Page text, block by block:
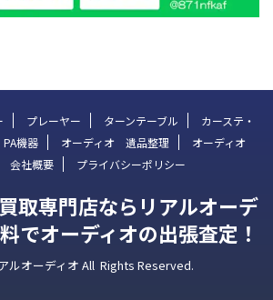
プレーヤー ターンテーブル
カーステ・
PA機器 オーディオ 遺品整理
オーディオ
会社概要 プライバシーポリシー
取専門店ならリアルオーデ
でオーディオの出張査定！
ルオーディオ All Rights Reserved.